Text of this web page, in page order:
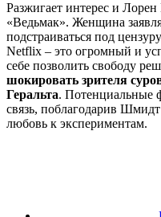
Разжигает интерес и
«Ведьмак». Женщина
подстраиваться под
Netflix – это огромный и
себе позволить свободу
шокировать зрителя
Геральта. Потенциальные
связь, поблагодарив
любовь к экспериментам.